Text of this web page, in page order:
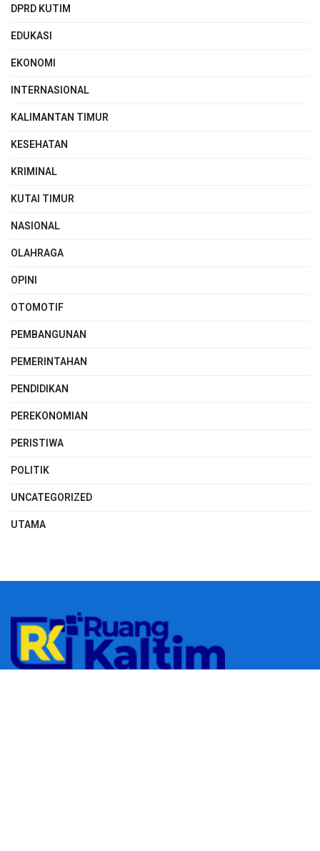
DPRD KUTIM
EDUKASI
EKONOMI
INTERNASIONAL
KALIMANTAN TIMUR
KESEHATAN
KRIMINAL
KUTAI TIMUR
NASIONAL
OLAHRAGA
OPINI
OTOMOTIF
PEMBANGUNAN
PEMERINTAHAN
PENDIDIKAN
PEREKONOMIAN
PERISTIWA
POLITIK
UNCATEGORIZED
UTAMA